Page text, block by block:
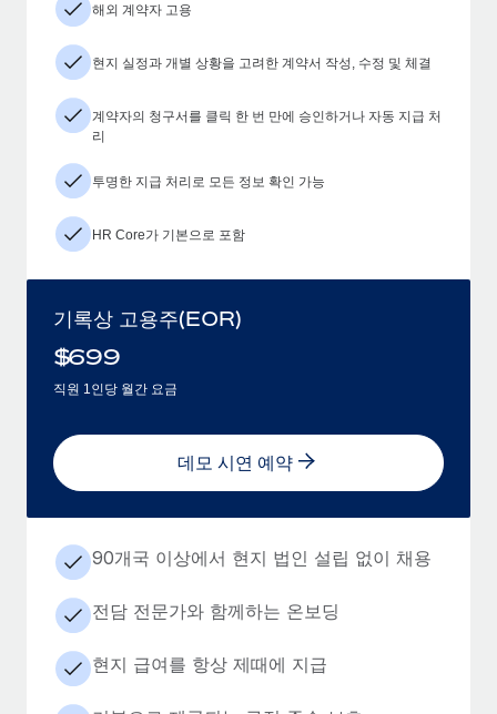
해외 계약자 고용
현지 실정과 개별 상황을 고려한 계약서 작성, 수정 및 체결
계약자의 청구서를 클릭 한 번 만에 승인하거나 자동 지급 처
리
투명한 지급 처리로 모든 정보 확인 가능
HR Core가 기본으로 포함
기록상 고용주(EOR)
$699
직원 1인당 월간 요금
데모 시연 예약
90개국 이상에서 현지 법인 설립 없이 채용
전담 전문가와 함께하는 온보딩
현지 급여를 항상 제때에 지급